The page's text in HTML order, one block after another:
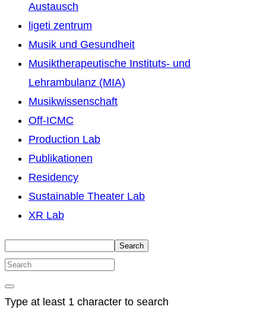
Austausch
ligeti zentrum
Musik und Gesundheit
Musiktherapeutische Instituts- und
Lehrambulanz (MIA)
Musikwissenschaft
Off-ICMC
Production Lab
Publikationen
Residency
Sustainable Theater Lab
XR Lab
Search
Type at least 1 character to search